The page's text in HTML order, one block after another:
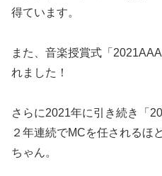
得ています。
また、音楽授賞式「
れました！
さらに2021年に引き続き「
２年連続でMCを任されるほ
ちゃん。